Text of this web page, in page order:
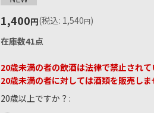
1,400円(税込: 1,540円)
在庫数41点
20歳未満の者の飲酒は法律で禁止されて
20歳未満の者に対しては酒類を販売しま
20歳以上ですか？ :